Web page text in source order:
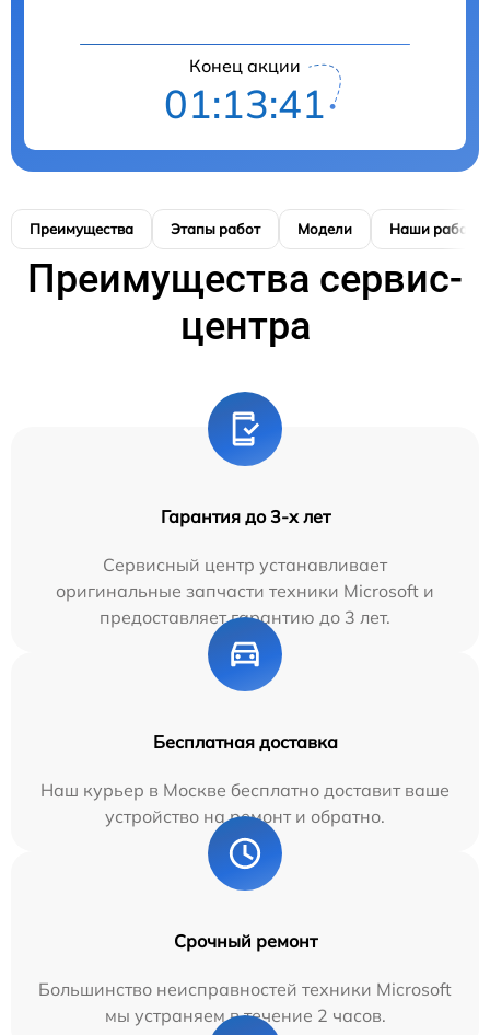
Конец акции
01:13:41
Преимущества Этапы работ Модели Наши работы
Преимущества сервис-
центра
Гарантия до 3-х лет
Сервисный центр устанавливает
оригинальные запчасти техники Microsoft и
предоставляет гарантию до 3 лет.
Бесплатная доставка
Наш курьер в Москве бесплатно доставит ваше
устройство на ремонт и обратно.
Срочный ремонт
Большинство неисправностей техники Microsoft
мы устраняем в течение 2 часов.